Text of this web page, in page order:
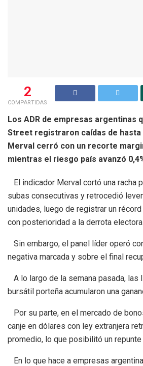
2
COMPARTIDAS
Los ADR de empresas argentinas
Street registraron caídas de hasta
Merval cerró con un recorte
mientras el riesgo país avanzó
El indicador Merval cortó una racha
subas consecutivas y retrocedió
unidades, luego de registrar un
con posterioridad a la derrota
Sin embargo, el panel líder operó
negativa marcada y sobre el final
A lo largo de la semana pasada, las
bursátil porteña acumularon una
Por su parte, en el mercado de
canje en dólares con ley extranjera
promedio, lo que posibilitó un
En lo que hace a empresas